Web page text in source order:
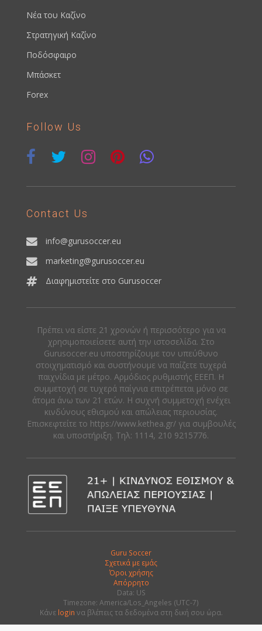
Νέα του Καζίνο
Στρατηγική Καζίνο
Ποδόσφαιρο
Μπάσκετ
Forex
Follow Us
Contact Us
info@gurusoccer.eu
marketing@gurusoccer.eu
Διαφημιστείτε στο Gurusoccer
Πρέπει να είστε 21 χρονών ή περισσότερο για να
χρησιμοποιείσετε αυτή την ιστοσελίδα. Στο
Gurusoccer.eu υποστηρίζουμε τον υπεύθυνο
στοιχηματισμό και συστήνουμε να παίζετε τυχερά
παιχνίδια με μέτρο. Αρμόδιος ρυθμιστής ΕΕΕΠ. Η
συμμετοχή σε τυχερά παίγνια επιτρέπεται μόνο σε
άτομα άνω των 21 ετών. Η συχνή συμμετοχή ενέχει
κινδύνους εθισμού και απώλειας περιουσίας.
Eπισκεφτείτε το https://www.kethea.gr/ για συμβουλές
και υποστήριξη. Tηλ: 1114, 210 9215776.
Guru Soccer
Σχετικά με εμάς
Όροι χρήσης
Απόρρητο
Data: US
Timezone: America/Los_Angeles (UTC-7)
Κάνε login να βλέπεις τα δεδομένα στη δική σου ώρα.